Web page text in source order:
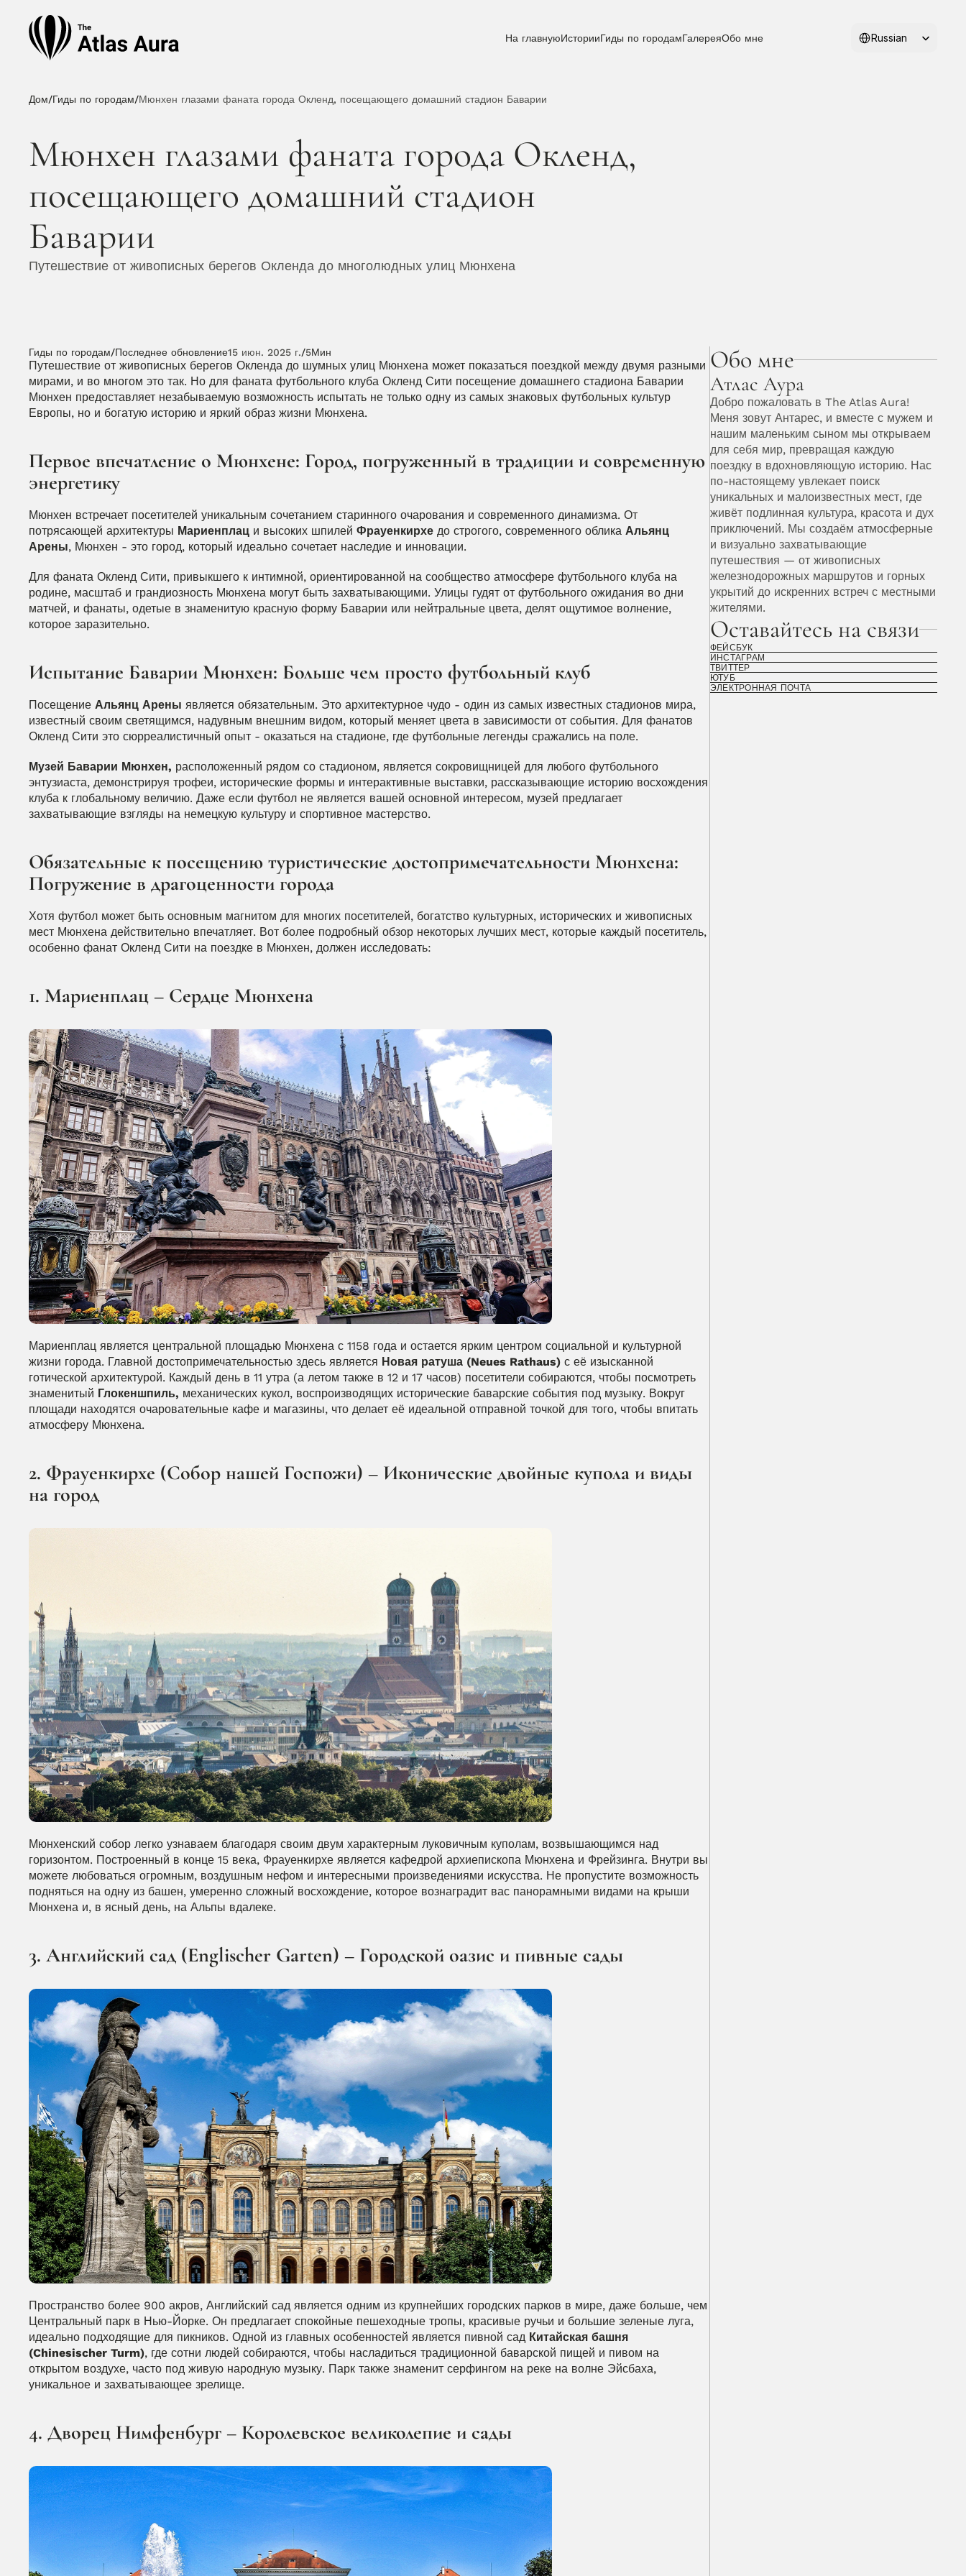
На главную Обо мне
Гиды по городам
Истории Галерея Russian
Дом/Гиды по городам/Мюнхен глазами фаната города Окленд, посещающего домашний стадион Баварии
Мюнхен глазами фаната города Окленд,
посещающего домашний стадион
Баварии
Путешествие от живописных берегов Окленда до многолюдных улиц Мюнхена
Гиды по городам/Последнее обновление15 июн. 2025 г./5Мин
Путешествие от живописных берегов Окленда до шумных улиц Мюнхена может показаться поездкой между двумя разными
мирами, и во многом это так. Но для фаната футбольного клуба Окленд Сити посещение домашнего стадиона Баварии
Мюнхен предоставляет незабываемую возможность испытать не только одну из самых знаковых футбольных культур
Европы, но и богатую историю и яркий образ жизни Мюнхена.
Первое впечатление о Мюнхене: Город, погруженный в традиции и современную
энергетику
Мюнхен встречает посетителей уникальным сочетанием старинного очарования и современного динамизма. От
потрясающей архитектуры Мариенплац и высоких шпилей Фрауенкирхе до строгого, современного облика Альянц
Арены, Мюнхен - это город, который идеально сочетает наследие и инновации.
Для фаната Окленд Сити, привыкшего к интимной, ориентированной на сообщество атмосфере футбольного клуба на
родине, масштаб и грандиозность Мюнхена могут быть захватывающими. Улицы гудят от футбольного ожидания во дни
матчей, и фанаты, одетые в знаменитую красную форму Баварии или нейтральные цвета, делят ощутимое волнение,
которое заразительно.
Испытание Баварии Мюнхен: Больше чем просто футбольный клуб
Посещение Альянц Арены является обязательным. Это архитектурное чудо - один из самых известных стадионов мира,
известный своим светящимся, надувным внешним видом, который меняет цвета в зависимости от события. Для фанатов
Окленд Сити это сюрреалистичный опыт - оказаться на стадионе, где футбольные легенды сражались на поле.
Музей Баварии Мюнхен, расположенный рядом со стадионом, является сокровищницей для любого футбольного
энтузиаста, демонстрируя трофеи, исторические формы и интерактивные выставки, рассказывающие историю восхождения
клуба к глобальному величию. Даже если футбол не является вашей основной интересом, музей предлагает
захватывающие взгляды на немецкую культуру и спортивное мастерство.
Обязательные к посещению туристические достопримечательности Мюнхена:
Погружение в драгоценности города
Хотя футбол может быть основным магнитом для многих посетителей, богатство культурных, исторических и живописных
мест Мюнхена действительно впечатляет. Вот более подробный обзор некоторых лучших мест, которые каждый посетитель,
особенно фанат Окленд Сити на поездке в Мюнхен, должен исследовать:
1. Мариенплац – Сердце Мюнхена
Мариенплац является центральной площадью Мюнхена с 1158 года и остается ярким центром социальной и культурной
жизни города. Главной достопримечательностью здесь является Новая ратуша (Neues Rathaus) с её изысканной
готической архитектурой. Каждый день в 11 утра (а летом также в 12 и 17 часов) посетители собираются, чтобы посмотреть
знаменитый Глокеншпиль, механических кукол, воспроизводящих исторические баварские события под музыку. Вокруг
площади находятся очаровательные кафе и магазины, что делает её идеальной отправной точкой для того, чтобы впитать
атмосферу Мюнхена.
2. Фрауенкирхе (Собор нашей Госпожи) – Иконические двойные купола и виды
на город
Мюнхенский собор легко узнаваем благодаря своим двум характерным луковичным куполам, возвышающимся над
горизонтом. Построенный в конце 15 века, Фрауенкирхе является кафедрой архиепископа Мюнхена и Фрейзинга. Внутри вы
можете любоваться огромным, воздушным нефом и интересными произведениями искусства. Не пропустите возможность
подняться на одну из башен, умеренно сложный восхождение, которое вознаградит вас панорамными видами на крыши
Мюнхена и, в ясный день, на Альпы вдалеке.
3. Английский сад (Englischer Garten) – Городской оазис и пивные сады
Пространство более 900 акров, Английский сад является одним из крупнейших городских парков в мире, даже больше, чем
Центральный парк в Нью-Йорке. Он предлагает спокойные пешеходные тропы, красивые ручьи и большие зеленые луга,
идеально подходящие для пикников. Одной из главных особенностей является пивной сад Китайская башня
(Chinesischer Turm), где сотни людей собираются, чтобы насладиться традиционной баварской пищей и пивом на
открытом воздухе, часто под живую народную музыку. Парк также знаменит серфингом на реке на волне Эйсбаха,
уникальное и захватывающее зрелище.
4. Дворец Нимфенбург – Королевское великолепие и сады
Обо мне
Атлас Аура
Добро пожаловать в The Atlas Aura!
Меня зовут Антарес, и вместе с мужем и
нашим маленьким сыном мы открываем
для себя мир, превращая каждую
поездку в вдохновляющую историю. Нас
по-настоящему увлекает поиск
уникальных и малоизвестных мест, где
живёт подлинная культура, красота и дух
приключений. Мы создаём атмосферные
и визуально захватывающие
путешествия — от живописных
железнодорожных маршрутов и горных
укрытий до искренних встреч с местными
жителями.
Оставайтесь на связи
ФЕЙСБУК
ИНСТАГРАМ
ТВИТТЕР
ЮТУБ
ЭЛЕКТРОННАЯ ПОЧТА